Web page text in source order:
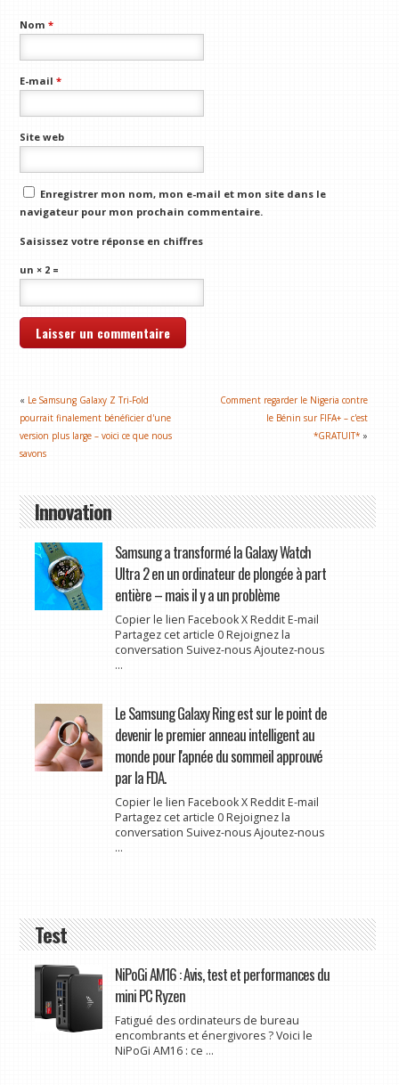
Nom*
E-mail*
Site web
Enregistrer mon nom, mon e-mail et mon site dans le
navigateur pour mon prochain commentaire.
Saisissez votre réponse en chiffres
un × 2 =
« Le Samsung Galaxy Z Tri-Fold
pourrait finalement bénéficier d'une
version plus large – voici ce que nous
savons
Comment regarder le Nigeria contre
le Bénin sur FIFA+ – c'est
*GRATUIT* »
Innovation
Samsung a transformé la Galaxy Watch
Ultra 2 en un ordinateur de plongée à part
entière – mais il y a un problème
Copier le lien Facebook X Reddit E-mail
Partagez cet article 0 Rejoignez la
conversation Suivez-nous Ajoutez-nous
...
Le Samsung Galaxy Ring est sur le point de
devenir le premier anneau intelligent au
monde pour l'apnée du sommeil approuvé
par la FDA.
Copier le lien Facebook X Reddit E-mail
Partagez cet article 0 Rejoignez la
conversation Suivez-nous Ajoutez-nous
...
Test
NiPoGi AM16 : Avis, test et performances du
mini PC Ryzen
Fatigué des ordinateurs de bureau
encombrants et énergivores ? Voici le
NiPoGi AM16 : ce ...